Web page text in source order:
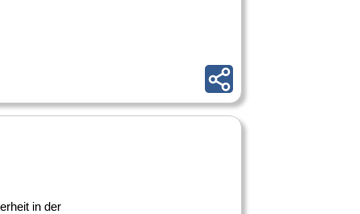
in der